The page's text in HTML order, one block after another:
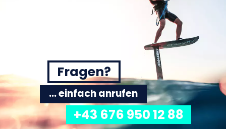
Fragen?
... einfach anrufen
+43 676 950 12 88